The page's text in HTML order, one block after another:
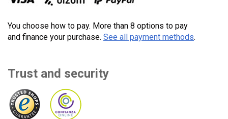
You choose how to pay. More than 8 options to pay
and finance your purchase. See all payment methods.
Trust and security